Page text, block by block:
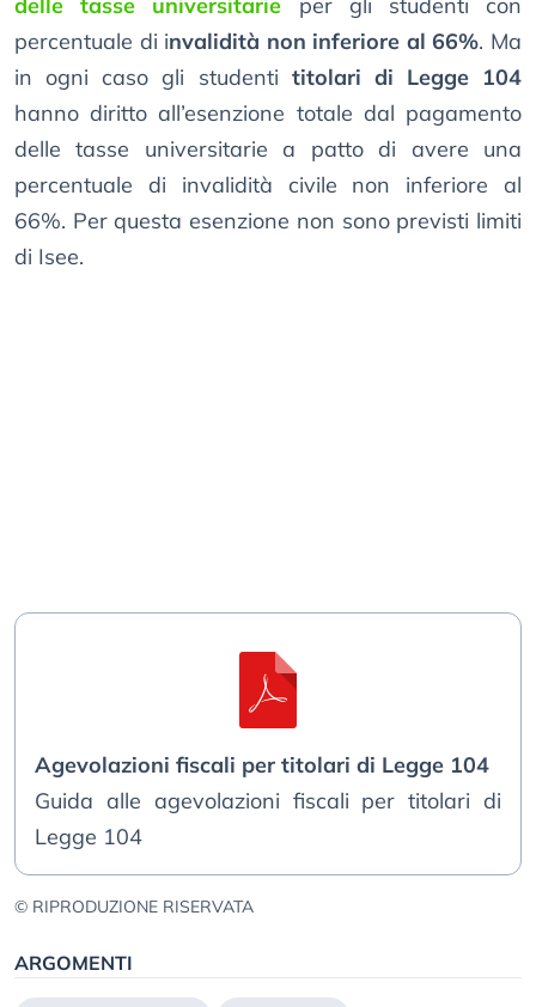
delle tasse universitarie per gli studenti con
percentuale di invalidità non inferiore al 66%. Ma
in ogni caso gli studenti titolari di Legge 104
hanno diritto all’esenzione totale dal pagamento
delle tasse universitarie a patto di avere una
percentuale di invalidità civile non inferiore al
66%. Per questa esenzione non sono previsti limiti
di Isee.
Agevolazioni fiscali per titolari di Legge 104
Guida alle agevolazioni fiscali per titolari di
Legge 104
© RIPRODUZIONE RISERVATA
ARGOMENTI